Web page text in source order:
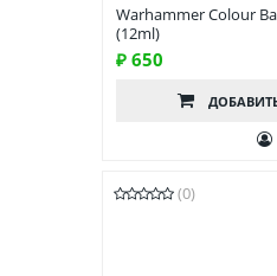
Warhammer Colour
(12ml)
₽ 650
(0)